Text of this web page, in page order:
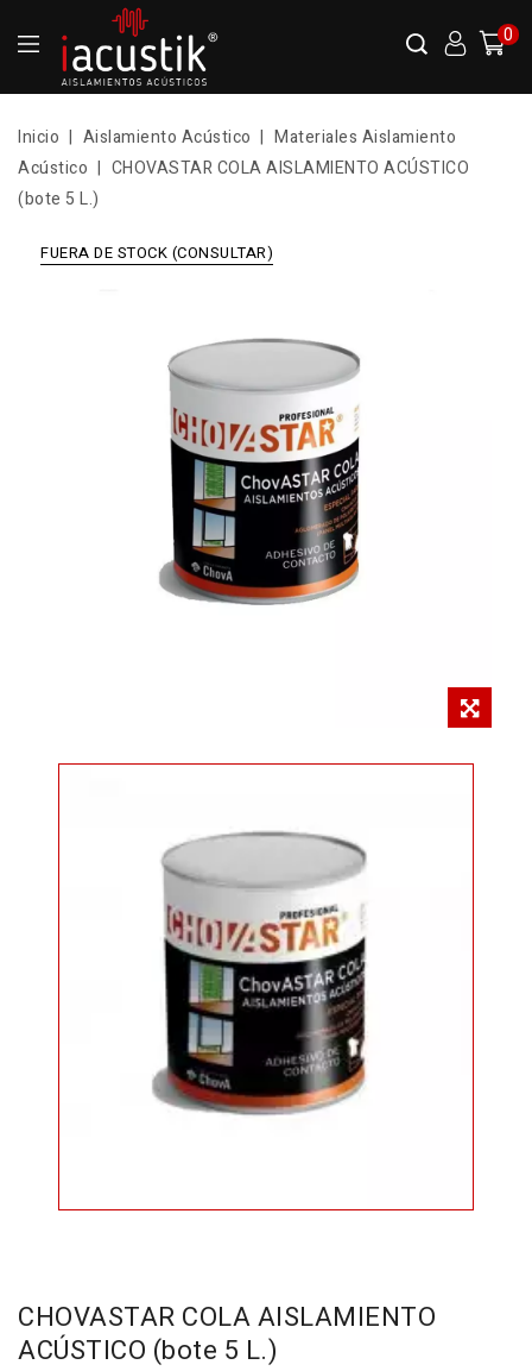
0
Inicio Aislamiento Acústico
Materiales Aislamiento
Acústico
CHOVASTAR COLA AISLAMIENTO ACÚSTICO
(bote 5 L.)
FUERA DE STOCK (CONSULTAR)
CHOVASTAR COLA AISLAMIENTO
ACÚSTICO (bote 5 L.)